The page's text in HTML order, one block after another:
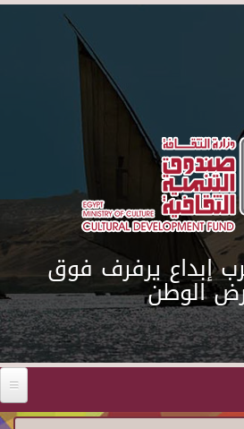
Skip to main content
إبداع يرفرف فوق
الوطن